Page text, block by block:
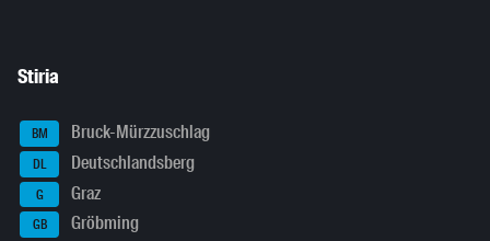
Stiria
BM Bruck-Mürzzuschlag
DL Deutschlandsberg
G Graz
GB Gröbming